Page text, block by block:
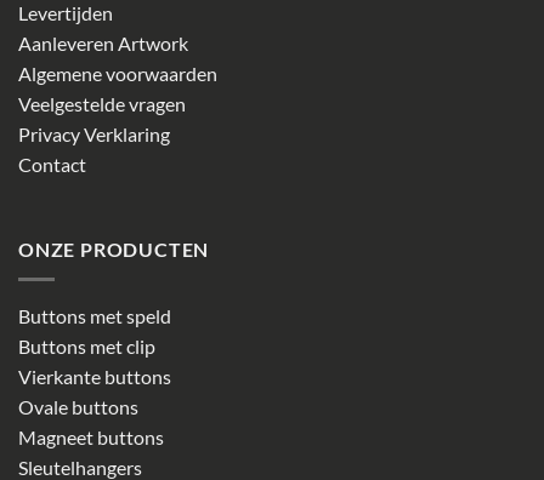
Levertijden
Aanleveren Artwork
Algemene voorwaarden
Veelgestelde vragen
Privacy Verklaring
Contact
ONZE PRODUCTEN
Buttons met speld
Buttons met clip
Vierkante buttons
Ovale buttons
Magneet buttons
Sleutelhangers